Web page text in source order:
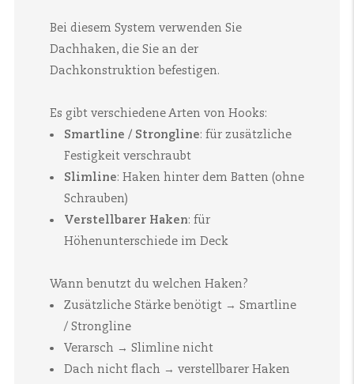
Bei diesem System verwenden Sie
Dachhaken, die Sie an der
Dachkonstruktion befestigen.
Es gibt verschiedene Arten von Hooks:
Smartline / Strongline: für zusätzliche
Festigkeit verschraubt
Slimline: Haken hinter dem Batten (ohne
Schrauben)
Verstellbarer Haken: für
Höhenunterschiede im Deck
Wann benutzt du welchen Haken?
Zusätzliche Stärke benötigt → Smartline
/ Strongline
Verarsch → Slimline nicht
Dach nicht flach → verstellbarer Haken